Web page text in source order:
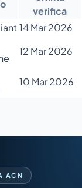
verifica
14 Mar 2026
12 Mar 2026
10 Mar 2026
ACN